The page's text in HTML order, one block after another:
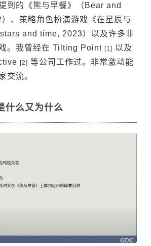
到的《熊与早餐》（Bear and
、策略角色扮演游戏《在星辰与
and time, 2023）以及许多非
。我曾经在 Tilting Point [1] 以及
[2] 等公司工作过。非常激动能
交流。
什么又为什么